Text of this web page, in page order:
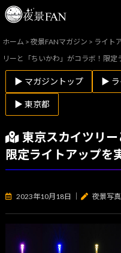
ホーム >夜景FANマガジン > ライト
リーと「ちいかわ」がコラボ！限定
▶ マガジントップ ▶ ラ
▶ 東京都
東京スカイツリ
限定ライトアップを
2023年10月18日 夜景写